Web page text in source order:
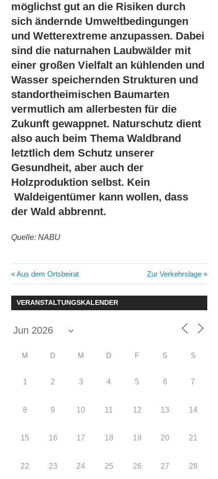
möglichst gut an die Risiken durch
sich ändernde Umweltbedingungen
und Wetterextreme anzupassen. Dabei
sind die naturnahen Laubwälder mit
einer großen Vielfalt an kühlenden und
Wasser speichernden Strukturen und
standortheimischen Baumarten
vermutlich am allerbesten für die
Zukunft gewappnet. Naturschutz dient
also auch beim Thema Waldbrand
letztlich dem Schutz unserer
Gesundheit, aber auch der
Holzproduktion selbst. Kein
Waldeigentümer kann wollen, dass
der Wald abbrennt.
Quelle: NABU
Beitragsnavigation
Vorheriger
Beitrag:
Aus dem Ortsbeirat
Nächster
Beitrag:
Zur Verkehrslage
VERANSTALTUNGSKALENDER
M D M D F S S
1 2 3 4 5 6 7
8 9 10 11 12 13 14
15 16 17 18 19 20 21
22 23 24 25 26 27 28